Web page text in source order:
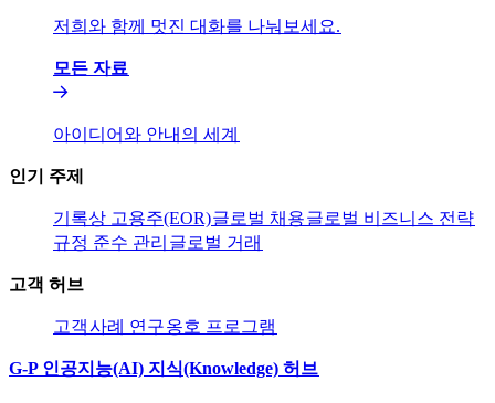
저희와 함께 멋진 대화를 나눠보세요.​​
모든 자료​​
아이디어와 안내의 세계​​
인기 주제​​
기록상 고용주(EOR)​​글로벌 채용​​글로벌 비즈니스 전략​​
규정 준수 관리​​ 글로벌 거래​​
고객 허브​​
고객​​사례 연구​​옹호 프로그램​​
G-P 인공지능(AI) 지식(Knowledge) 허브​​